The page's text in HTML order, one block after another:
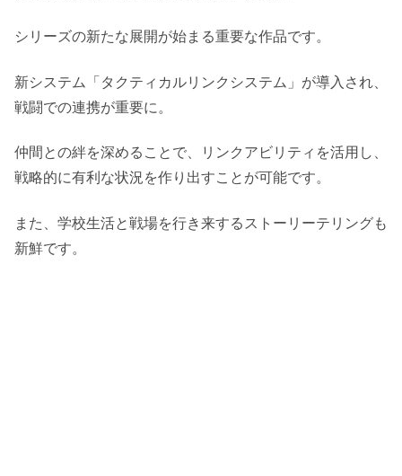
シリーズの新たな展開が始まる重要な作品です。
新システム「タクティカルリンクシステム」が導入され、
戦闘での連携が重要に。
仲間との絆を深めることで、リンクアビリティを活用し、
戦略的に有利な状況を作り出すことが可能です。
また、学校生活と戦場を行き来するストーリーテリングも
新鮮です。